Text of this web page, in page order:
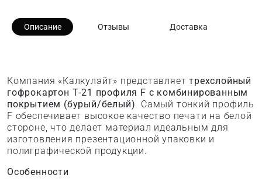
Описание Отзывы Доставка
Компания «Калкулэйт» представляеттрехслойный
гофрокартон Т-21 профиля F с комбинированным
покрытием (бурый/белый). Самый тонкий профиль
F обеспечивает высокое качество печати на белой
стороне, что делает материал идеальным для
изготовления презентационной упаковки и
полиграфической продукции.
Особенности